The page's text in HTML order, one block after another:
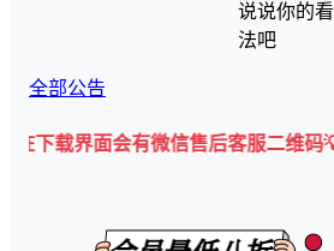
说说你的看
法吧
全部公告
面会有微信售后客服二维码💡